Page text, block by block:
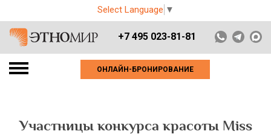
Select Language ▼
+7 495 023-81-81
ОНЛАЙН-БРОНИРОВАНИЕ
Участницы конкурса красоты Miss